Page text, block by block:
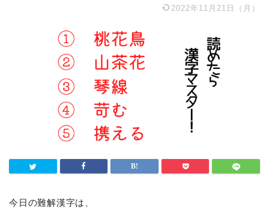
2022年11月21日（月）
今日の難解漢字は、